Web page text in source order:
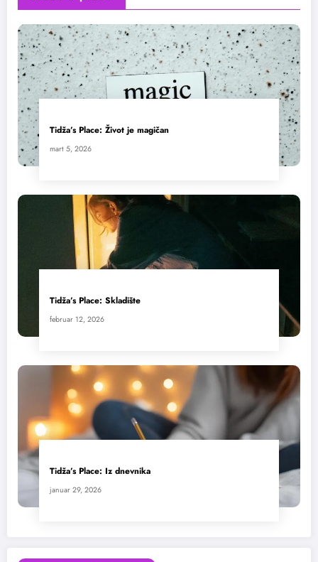
Tidža’s Place: Život je magičan
mart 5, 2026
Tidža’s Place: Skladište
februar 12, 2026
Tidža’s Place: Iz dnevnika
januar 29, 2026